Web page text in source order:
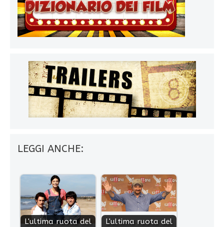
LEGGI ANCHE:
L'ultima ruota del
L'ultima ruota del